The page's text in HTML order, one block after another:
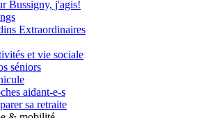
Bussigny, j'agis!
Extraordinaires
et vie sociale
séniors
aidant-e-s
sa retraite